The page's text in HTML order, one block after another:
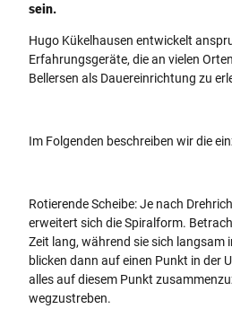
sein.
Hugo Kükelhausen entwickelt
Erfahrungsgeräte, die an vielen
Bellersen als Dauereinrichtung zu
Im Folgenden beschreiben wir die
Rotierende Scheibe: Je nach
erweitert sich die Spiralform.
Zeit lang, während sie sich langsam
blicken dann auf einen Punkt in der
alles auf diesem Punkt
wegzustreben.